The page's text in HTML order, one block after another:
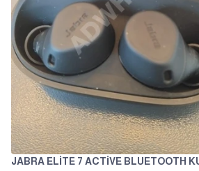
JABRA ELİTE 7 ACTİVE BLUETOOTH